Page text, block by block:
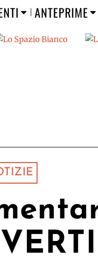
ANTEPRIME